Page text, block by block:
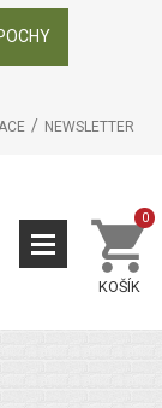
NEWSLETTER
KOŠÍK
0